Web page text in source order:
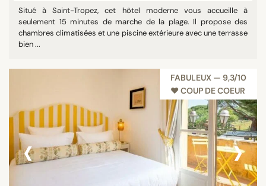
Situé à Saint-Tropez, cet hôtel moderne vous accueille à
seulement 15 minutes de marche de la plage. Il propose des
chambres climatisées et une piscine extérieure avec une terrasse
bien ...
FABULEUX — 9,3/10
♥︎ COUP DE COEUR
‹ ›